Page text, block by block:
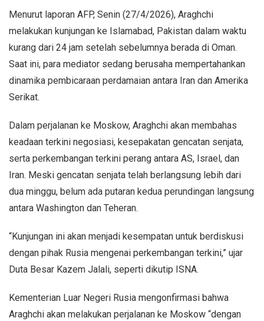
Menurut laporan AFP, Senin (27/4/2026), Araghchi
melakukan kunjungan ke Islamabad, Pakistan dalam waktu
kurang dari 24 jam setelah sebelumnya berada di Oman.
Saat ini, para mediator sedang berusaha mempertahankan
dinamika pembicaraan perdamaian antara Iran dan Amerika
Serikat.
Dalam perjalanan ke Moskow, Araghchi akan membahas
keadaan terkini negosiasi, kesepakatan gencatan senjata,
serta perkembangan terkini perang antara AS, Israel, dan
Iran. Meski gencatan senjata telah berlangsung lebih dari
dua minggu, belum ada putaran kedua perundingan langsung
antara Washington dan Teheran.
“Kunjungan ini akan menjadi kesempatan untuk berdiskusi
dengan pihak Rusia mengenai perkembangan terkini,” ujar
Duta Besar Kazem Jalali, seperti dikutip ISNA.
Kementerian Luar Negeri Rusia mengonfirmasi bahwa
Araghchi akan melakukan perjalanan ke Moskow “dengan